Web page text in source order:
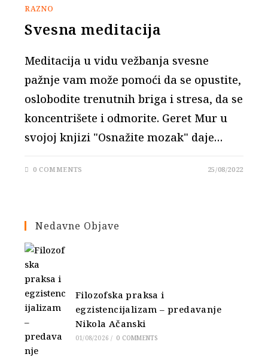
RAZNO
Svesna meditacija
Meditacija u vidu vežbanja svesne
pažnje vam može pomoći da se opustite,
oslobodite trenutnih briga i stresa, da se
koncentrišete i odmorite. Geret Mur u
svojoj knjizi "Osnažite mozak" daje…
0 COMMENTS 25/08/2022
Nedavne Objave
Filozofska praksa i
egzistencijalizam – predavanje
Nikola Ačanski
01/08/2026 / 0 COMMENTS